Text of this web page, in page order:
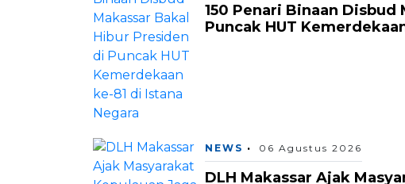
150 Penari Binaan
Puncak HUT
NEWS 06 Agustus 2026
DLH Makassar Ajak